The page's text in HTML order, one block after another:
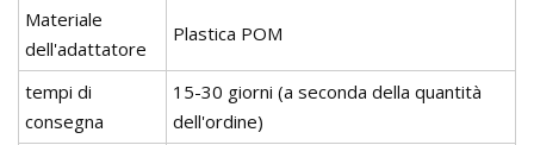
Materiale
dell'adattatore
Plastica POM
tempi di
consegna
15-30 giorni (a seconda della quantità
dell'ordine)